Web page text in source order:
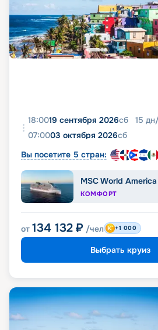
18:0019 сентября 2026сб 15 дн/
07:0003 октября 2026сб
Вы посетите 5 стран:
MSC World America
КОМФОРТ
от 134 132 ₽ /чел +1 000
Выбрать круиз